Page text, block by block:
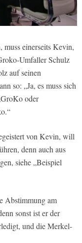
muss einerseits Kevin,
Umfaller Schulz
auf seinen
so: „Ja, es muss sich
oder
von Kevin, will
denn auch aus
siehe „Beispiel
Abstimmung am
sonst ist er der
und die Merkel-